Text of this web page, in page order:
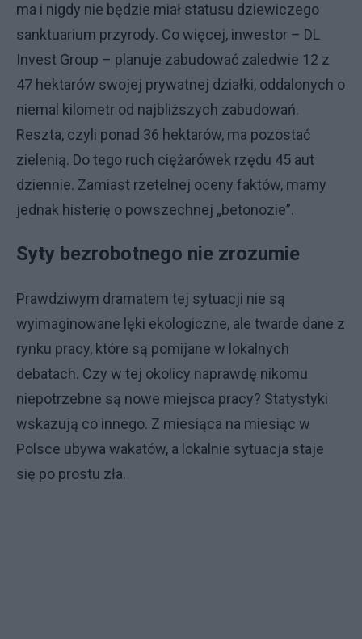
ma i nigdy nie będzie miał statusu dziewiczego
sanktuarium przyrody. Co więcej, inwestor – DL
Invest Group – planuje zabudować zaledwie 12 z
47 hektarów swojej prywatnej działki, oddalonych o
niemal kilometr od najbliższych zabudowań.
Reszta, czyli ponad 36 hektarów, ma pozostać
zielenią. Do tego ruch ciężarówek rzędu 45 aut
dziennie. Zamiast rzetelnej oceny faktów, mamy
jednak histerię o powszechnej „betonozie”.
Syty bezrobotnego nie zrozumie
Prawdziwym dramatem tej sytuacji nie są
wyimaginowane lęki ekologiczne, ale twarde dane z
rynku pracy, które są pomijane w lokalnych
debatach. Czy w tej okolicy naprawdę nikomu
niepotrzebne są nowe miejsca pracy? Statystyki
wskazują co innego. Z miesiąca na miesiąc w
Polsce ubywa wakatów, a lokalnie sytuacja staje
się po prostu zła.